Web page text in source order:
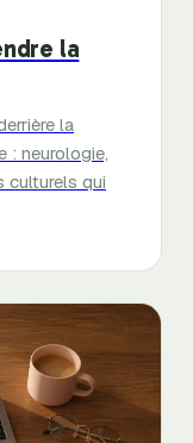
la
la
: neurologie,
culturels qui